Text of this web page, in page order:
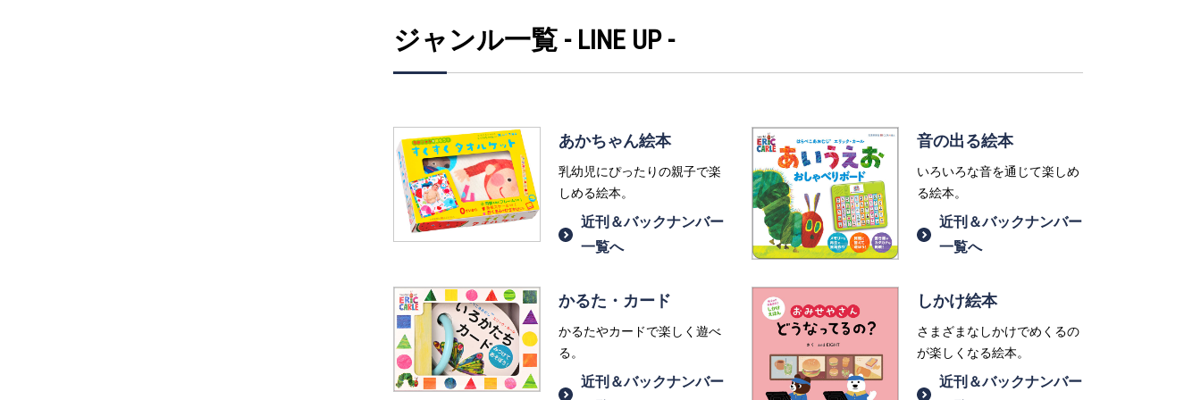
ジャンル一覧 - LINE UP -
あかちゃん絵本
乳幼児にぴったりの親子で楽
しめる絵本。
近刊＆バックナンバー
一覧へ
音の出る絵本
いろいろな音を通じて楽しめ
る絵本。
近刊＆バックナンバー
一覧へ
かるた・カード
かるたやカードで楽しく遊べ
る。
近刊＆バックナンバー
しかけ絵本
さまざまなしかけでめくるの
が楽しくなる絵本。
近刊＆バックナンバー